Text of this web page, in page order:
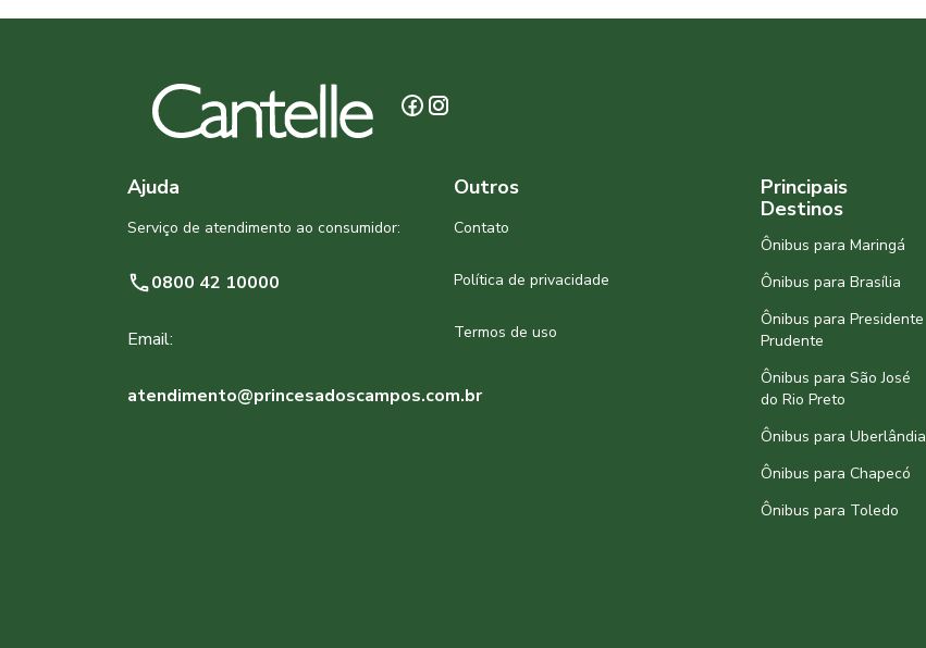
Ajuda
Serviço de atendimento ao consumidor:
0800 42 10000
Email:
atendimento@princesadoscampos.com.br
Outros
Contato
Política de privacidade
Termos de uso
Principais
Destinos
Ônibus para Maringá
Ônibus para Brasília
Ônibus para Presidente
Prudente
Ônibus para São José
do Rio Preto
Ônibus para Uberlândia
Ônibus para Chapecó
Ônibus para Toledo